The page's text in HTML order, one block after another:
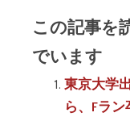
この記事を
でいます
東京大学
ら、Fラ